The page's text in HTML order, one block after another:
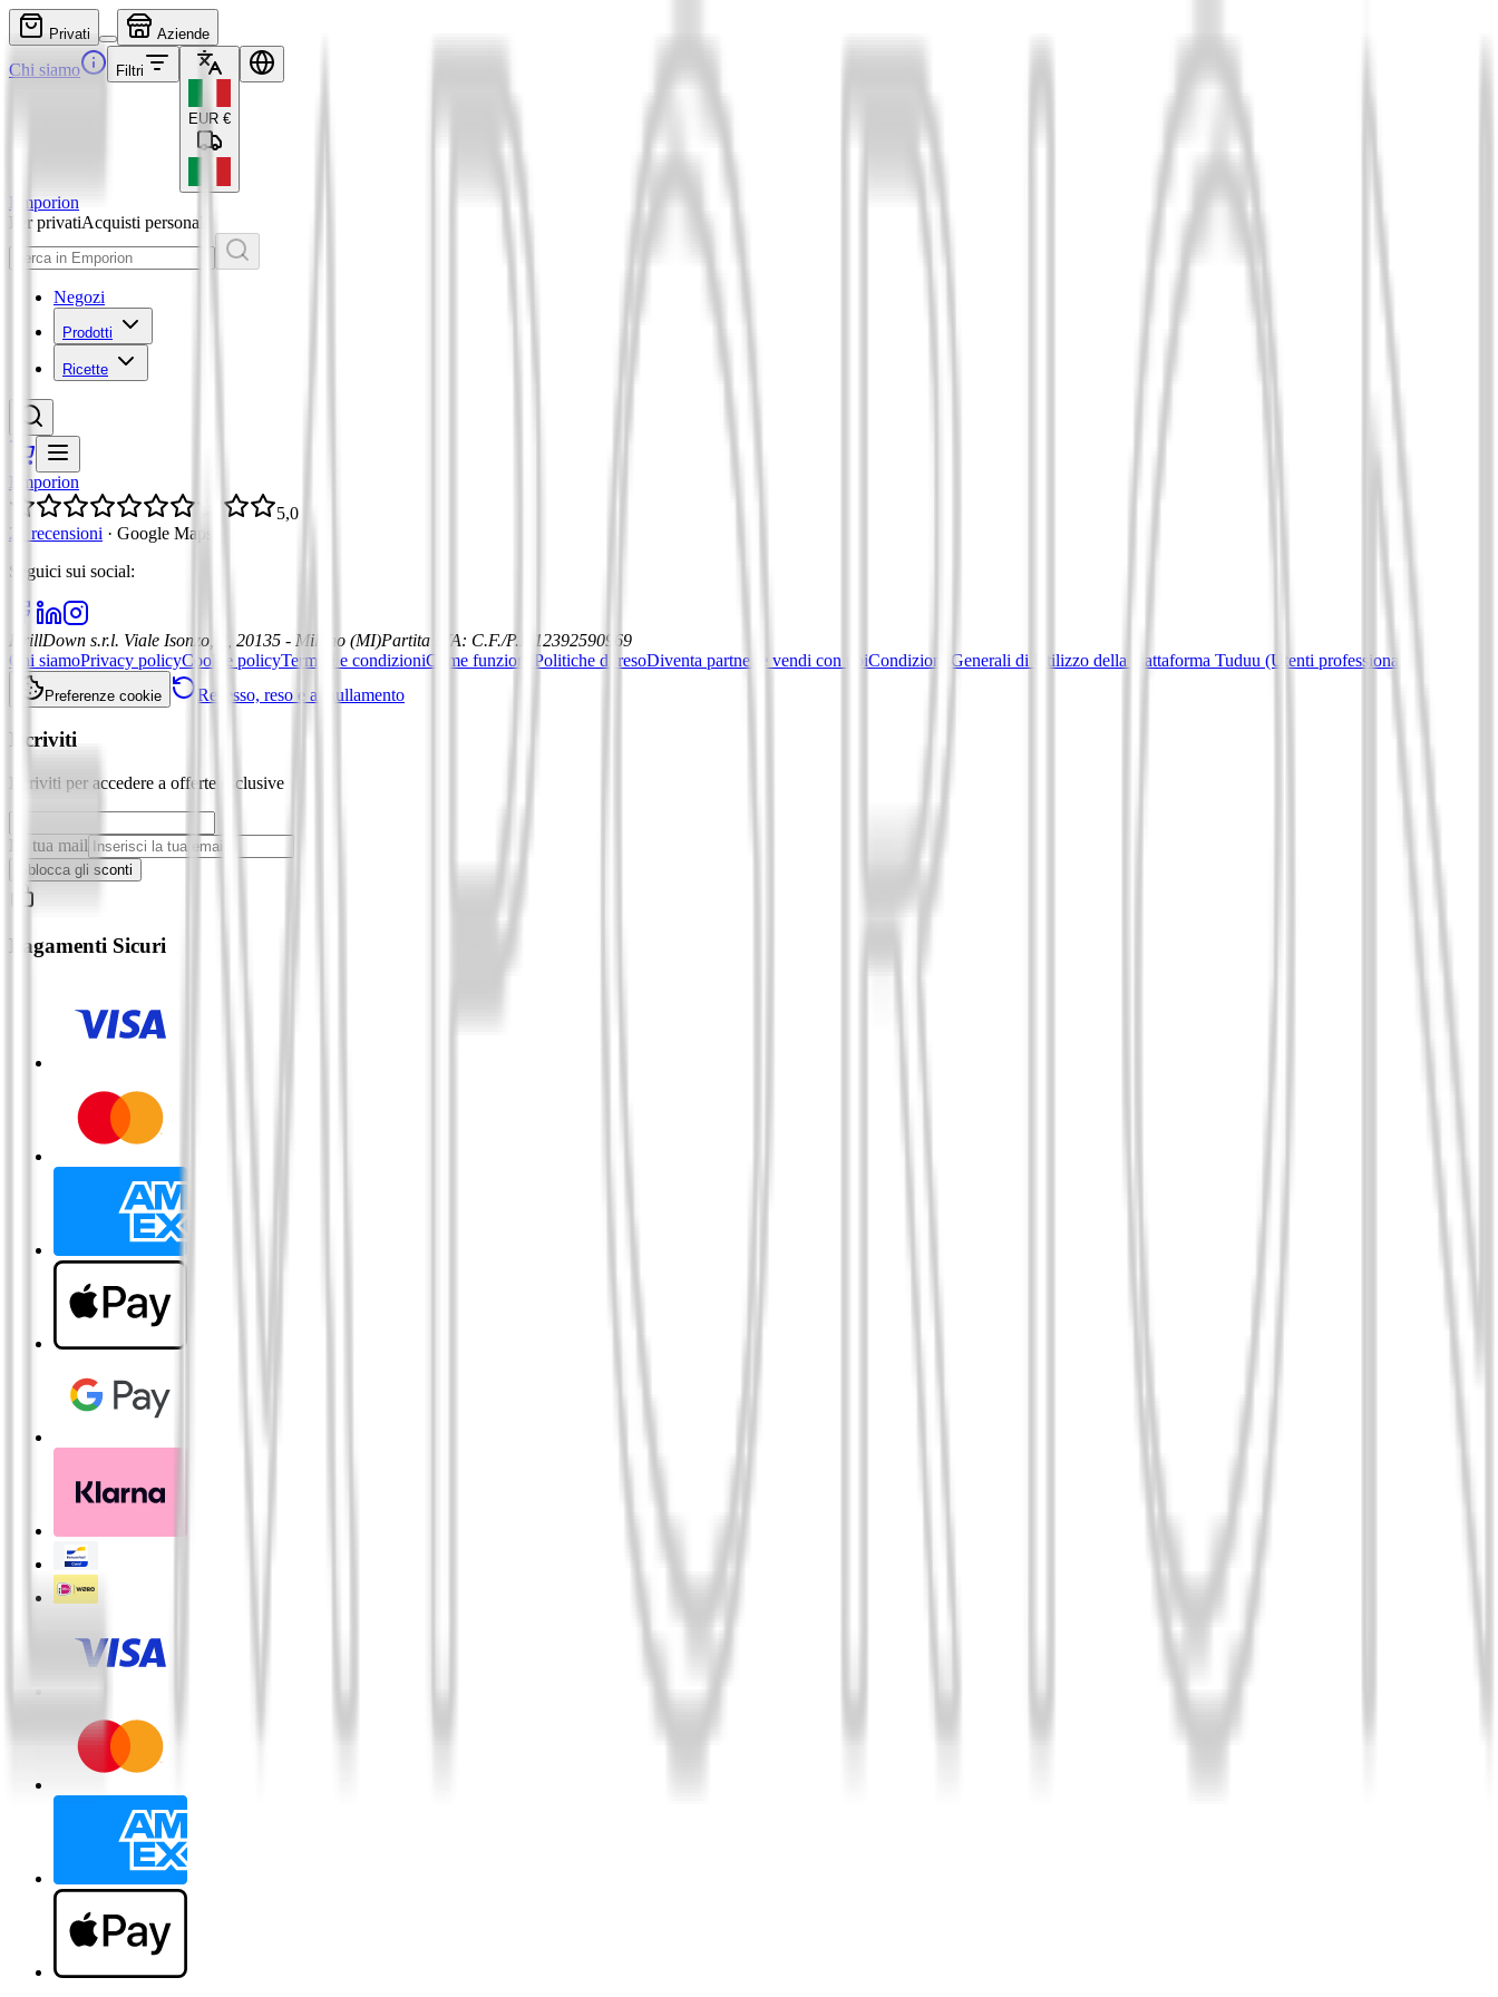
Privati Aziende
Chi siamo Filtri
EUR €
Emporion
Per privatiAcquisti personali
Negozi
Prodotti
Ricette
Emporion
5,0
21 recensioni · Google Maps
Seguici sui social:
DrillDown s.r.l. Viale Isonzo, 8, 20135 - Milano (MI)Partita IVA: C.F./P.I. 12392590969
Chi siamoPrivacy policyCookie policyTermini e condizioniCome funziona Politiche di resoDiventa partner e vendi con noiCondizioni Generali di Utilizzo della piattaforma Tuduu (Utenti professionali)
Preferenze cookie Recesso, reso e annullamento
Iscriviti
Iscriviti per accedere a offerte esclusive
La tua mail
Sblocca gli sconti
Pagamenti Sicuri